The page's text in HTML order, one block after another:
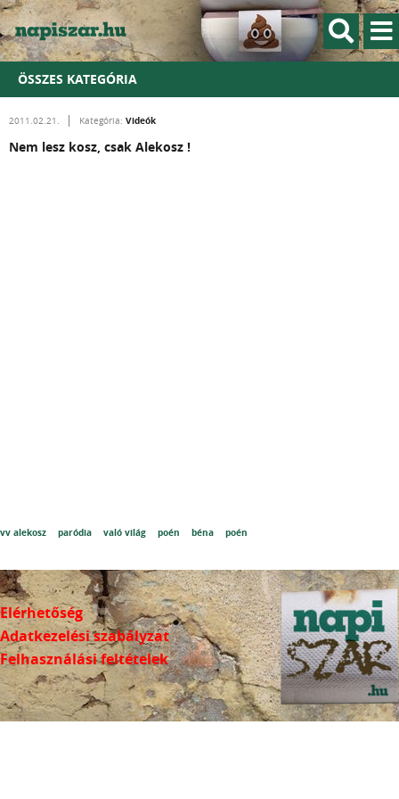
ÖSSZES KATEGÓRIA
2011.02.21. Kategória: Videók
Nem lesz kosz, csak Alekosz !
vv alekosz paródia való világ poén béna poén
Elérhetőség
Adatkezelési szabályzat
Felhasználási feltételek